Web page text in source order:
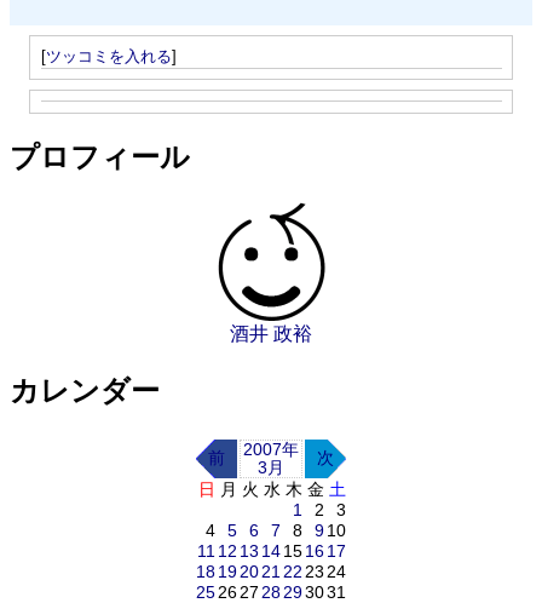
[ツッコミを入れる]
プロフィール
酒井 政裕
カレンダー
前
2007年
3月
次
日 月 火 水 木 金 土
1
2
3
4
5 6 7 8 910
11 12 13 14151617
18192021 22 23 24
252627 28293031